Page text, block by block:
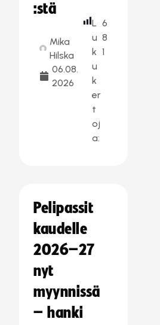
:stä
Mika
Hilska
06.08.
2026
L
u
k
u
k
er
t
oj
a:
6
8
1
Pelipassit
kaudelle
2026–27
nyt
myynnissä
– hanki